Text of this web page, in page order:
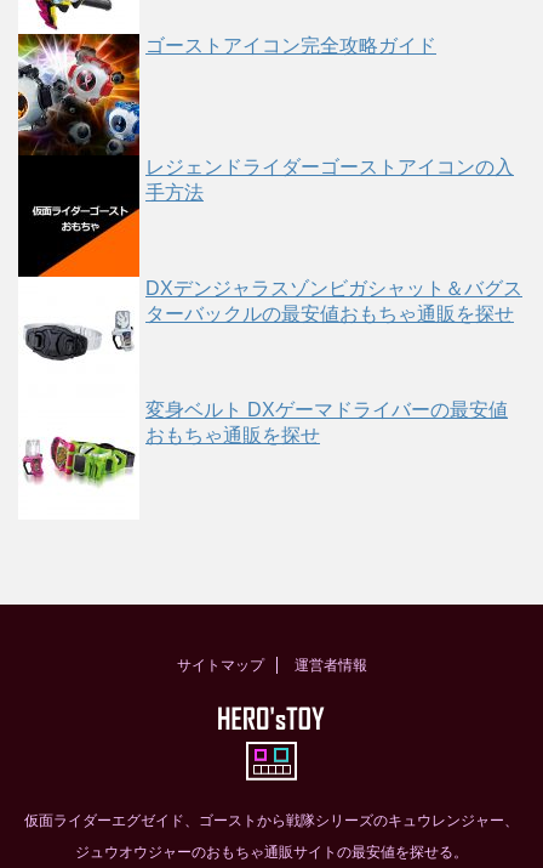
ゴーストアイコン完全攻略ガイド
レジェンドライダーゴーストアイコンの入
手方法
DXデンジャラスゾンビガシャット＆バグス
ターバックルの最安値おもちゃ通販を探せ
変身ベルト DXゲーマドライバーの最安値
おもちゃ通販を探せ
サイトマップ 運営者情報
仮面ライダーエグゼイド、ゴーストから戦隊シリーズのキュウレンジャー、
ジュウオウジャーのおもちゃ通販サイトの最安値を探せる。